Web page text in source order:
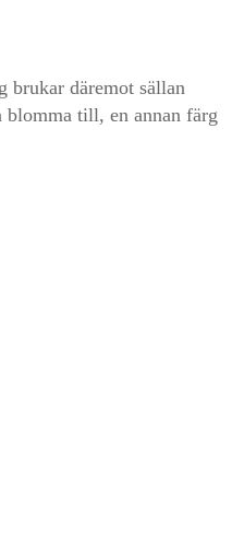
brukar däremot sällan
till, en annan färg